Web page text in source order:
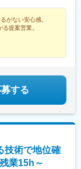
がない安心感。
提案営業。
する
技術で地位確
業15h～